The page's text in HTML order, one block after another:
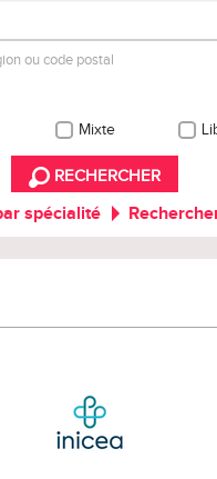
ou code postal
Mixte
RECHERCHER
spécialité